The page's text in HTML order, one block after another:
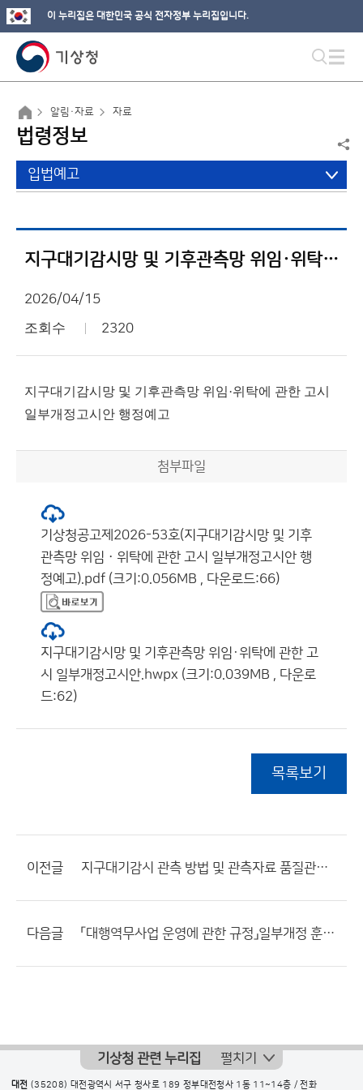
이 누리집은 대한민국 공식 전자정부 누리집입니다.
알림·자료 자료
법령정보
입법예고
지구대기감시망 및 기후관측망 위임·위탁에 관한 고시 일부개정고시안 행정예고
2026/04/15
조회수 2320
지구대기감시망 및 기후관측망 위임·위탁에 관한 고시
일부개정고시안 행정예고
첨부파일
기상청공고제2026-53호(지구대기감시망 및 기후
관측망 위임ㆍ위탁에 관한 고시 일부개정고시안 행
정예고).pdf (크기:0.056MB , 다운로드:66)
지구대기감시망 및 기후관측망 위임·위탁에 관한 고
시 일부개정고시안.hwpx (크기:0.039MB , 다운로
드:62)
목록보기
이전글 지구대기감시 관측 방법 및 관측자료 품질관리 규정 일부개정훈령안 행정예고
다음글 「대행역무사업 운영에 관한 규정」일부개정 훈령안 행정예고
기상청 관련 누리집 펼치기
대전 (35208) 대전광역시 서구 청사로 189 정부대전청사 1동 11~14층 / 전화